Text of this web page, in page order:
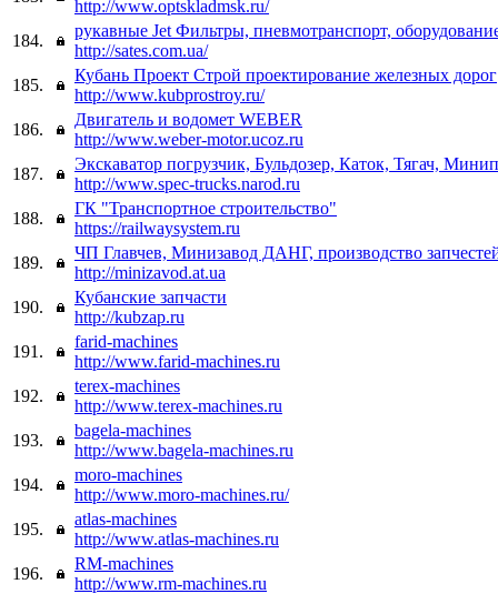
http://www.optskladmsk.ru/
184.
рукавные Jet Фильтры, пневмотранспорт,
http://sates.com.ua/
185.
Кубань Проект Строй проектирование железных дорог
http://www.kubprostroy.ru/
186.
Двигатель и водомет WEBER
http://www.weber-motor.ucoz.ru
187.
Экскаватор погрузчик, Бульдозер, Каток, Тягач,
http://www.spec-trucks.narod.ru
188.
ГК "Транспортное строительство"
https://railwaysystem.ru
189.
ЧП Главчев, Минизавод ДАНГ, производство
http://minizavod.at.ua
190.
Кубанские запчасти
http://kubzap.ru
191.
farid-machines
http://www.farid-machines.ru
192.
terex-machines
http://www.terex-machines.ru
193.
bagela-machines
http://www.bagela-machines.ru
194.
moro-machines
http://www.moro-machines.ru/
195.
atlas-machines
http://www.atlas-machines.ru
196.
RM-machines
http://www.rm-machines.ru